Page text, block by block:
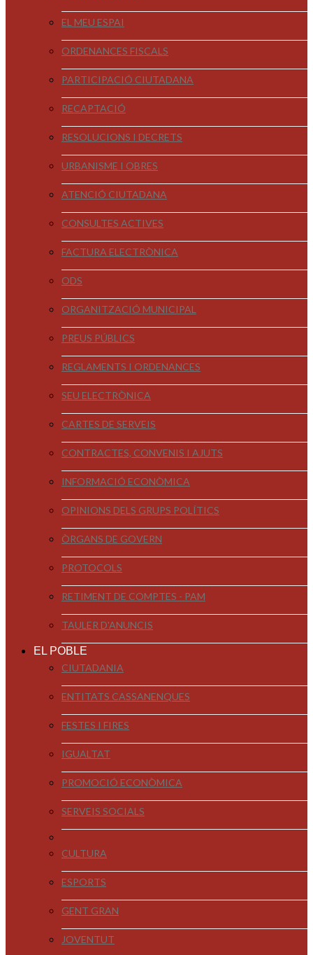
EL MEU ESPAI
ORDENANCES FISCALS
PARTICIPACIÓ CIUTADANA
RECAPTACIÓ
RESOLUCIONS I DECRETS
URBANISME I OBRES
ATENCIÓ CIUTADANA
CONSULTES ACTIVES
FACTURA ELECTRÒNICA
ODS
ORGANITZACIÓ MUNICIPAL
PREUS PÚBLICS
REGLAMENTS I ORDENANCES
SEU ELECTRÒNICA
CARTES DE SERVEIS
CONTRACTES, CONVENIS I AJUTS
INFORMACIÓ ECONÒMICA
OPINIONS DELS GRUPS POLÍTICS
ÒRGANS DE GOVERN
PROTOCOLS
RETIMENT DE COMPTES - PAM
TAULER D'ANUNCIS
EL POBLE
CIUTADANIA
ENTITATS CASSANENQUES
FESTES I FIRES
IGUALTAT
PROMOCIÓ ECONÒMICA
SERVEIS SOCIALS
CULTURA
ESPORTS
GENT GRAN
JOVENTUT